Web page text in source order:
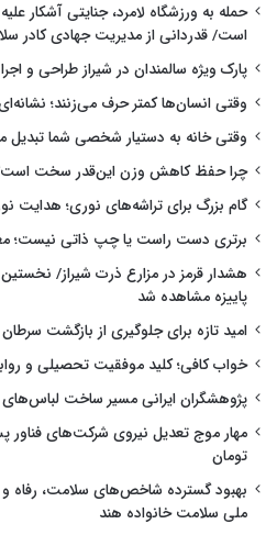
حمله به ورزشگاه لامرد، جنایتی آشکار
است/ قدردانی از مدیریت جهادی کادر
پارک ویژه سالمندان در شیراز طراحی و
وقتی انسان‌ها کمتر حرف می‌زنند؛
وقتی خانه به دستیار شخصی شما
چرا حفظ کاهش وزن این‌قدر سخت
گام بزرگ برای تراشه‌های نوری؛ هدایت
برتری دست راست یا چپ ذاتی نیست؛
هشدار قرمز در مزارع ذرت شیراز/
پاییزه مشاهده شد
امید تازه برای جلوگیری از بازگشت سرطان
خواب کافی؛ کلید موفقیت تحصیلی و
پژوهشگران ایرانی مسیر ساخت لباس‌های
تومان
بهبود گسترده شاخص‌های سلامت، رفاه و
ملی سلامت خانواده هند